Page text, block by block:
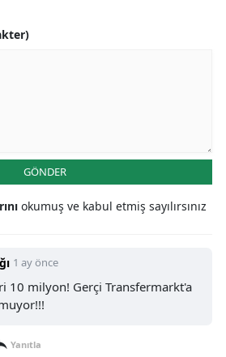
GÖNDER
okumuş ve kabul etmiş sayılırsınız
1 ay önce
10 milyon! Gerçi Transfermarkt'a
Yanıtla